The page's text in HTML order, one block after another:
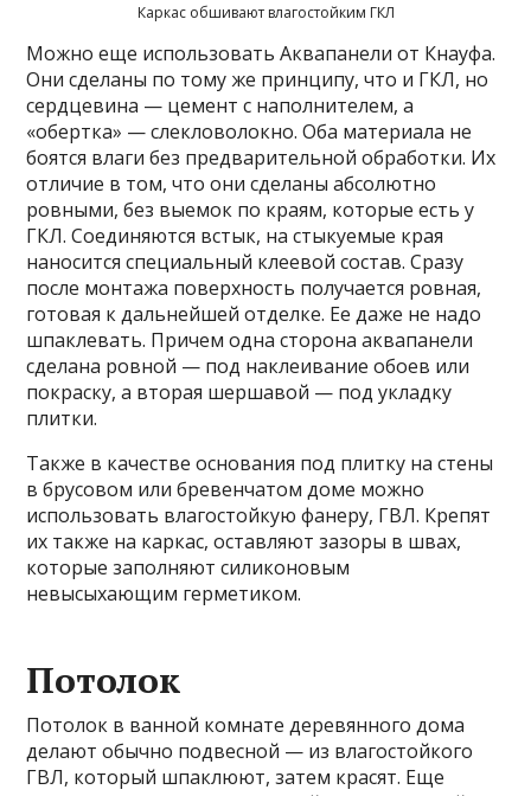
Каркас обшивают влагостойким ГКЛ
Можно еще использовать Аквапанели от Кнауфа.
Они сделаны по тому же принципу, что и ГКЛ, но
сердцевина — цемент с наполнителем, а
«обертка» — слекловолокно. Оба материала не
боятся влаги без предварительной обработки. Их
отличие в том, что они сделаны абсолютно
ровными, без выемок по краям, которые есть у
ГКЛ. Соединяются встык, на стыкуемые края
наносится специальный клеевой состав. Сразу
после монтажа поверхность получается ровная,
готовая к дальнейшей отделке. Ее даже не надо
шпаклевать. Причем одна сторона аквапанели
сделана ровной — под наклеивание обоев или
покраску, а вторая шершавой — под укладку
плитки.
Также в качестве основания под плитку на стены
в брусовом или бревенчатом доме можно
использовать влагостойкую фанеру, ГВЛ. Крепят
их также на каркас, оставляют зазоры в швах,
которые заполняют силиконовым
невысыхающим герметиком.
Потолок
Потолок в ванной комнате деревянного дома
делают обычно подвесной — из влагостойкого
ГВЛ, который шпаклюют, затем красят. Еще